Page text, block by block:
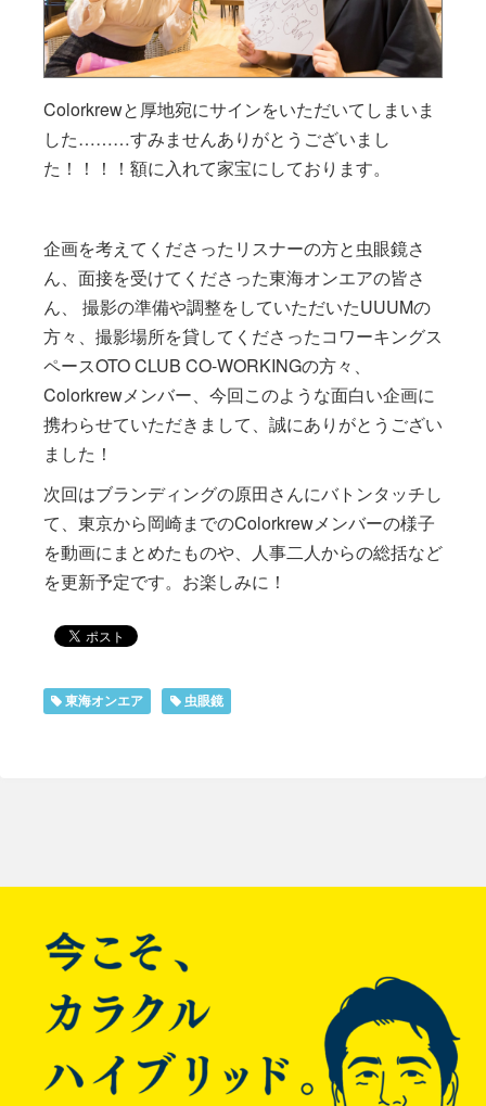
Colorkrewと厚地宛にサインをいただいてしまいま
した………すみませんありがとうございまし
た！！！！額に入れて家宝にしております。
企画を考えてくださったリスナーの方と虫眼鏡さ
ん、面接を受けてくださった東海オンエアの皆さ
ん、 撮影の準備や調整をしていただいたUUUMの
方々、撮影場所を貸してくださったコワーキングス
ペースOTO CLUB CO-WORKINGの方々、
Colorkrewメンバー、今回このような面白い企画に
携わらせていただきまして、誠にありがとうござい
ました！
次回はブランディングの原田さんにバトンタッチし
て、東京から岡崎までのColorkrewメンバーの様子
を動画にまとめたものや、人事二人からの総括など
を更新予定です。お楽しみに！
東海オンエア 虫眼鏡